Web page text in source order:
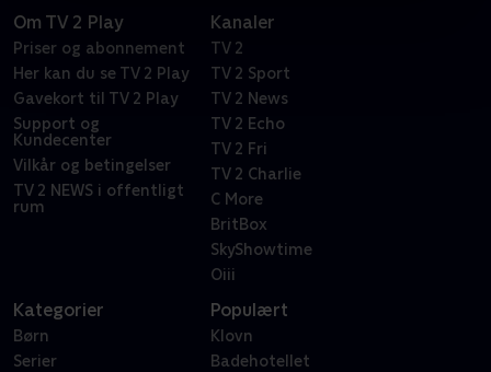
Om TV 2 Play
Priser og abonnement
Her kan du se TV 2 Play
Gavekort til TV 2 Play
Support og
Kundecenter
Vilkår og betingelser
TV 2 NEWS i offentligt
rum
Kanaler
TV 2
TV 2 Sport
TV 2 News
TV 2 Echo
TV 2 Fri
TV 2 Charlie
C More
BritBox
SkyShowtime
Oiii
Kategorier
Børn
Serier
Populært
Klovn
Badehotellet